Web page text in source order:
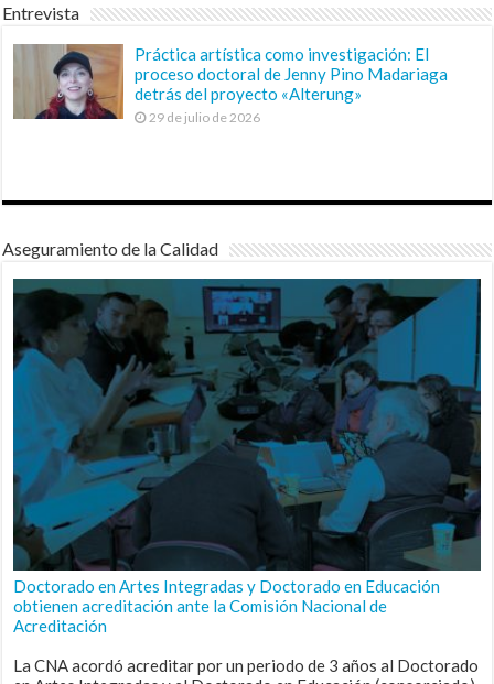
Entrevista
Práctica artística como investigación: El
proceso doctoral de Jenny Pino Madariaga
detrás del proyecto «Alterung»
29 de julio de 2026
Aseguramiento de la Calidad
Doctorado en Artes Integradas y Doctorado en Educación
obtienen acreditación ante la Comisión Nacional de
Acreditación
La CNA acordó acreditar por un periodo de 3 años al Doctorado